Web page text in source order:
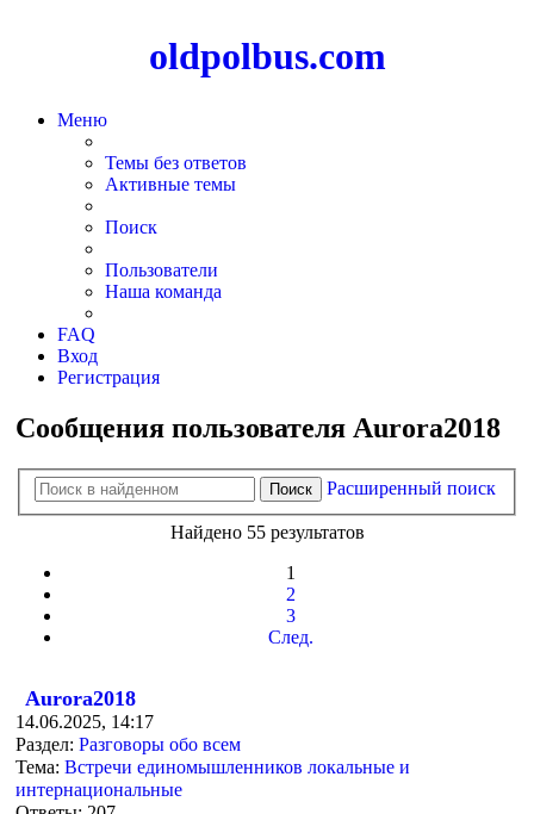
oldpolbus.com
Меню
Темы без ответов
Активные темы
Поиск
Пользователи
Наша команда
FAQ
Вход
Регистрация
Сообщения пользователя Aurora2018
Поиск Расширенный поиск
Найдено 55 результатов
1
2
3
След.
Aurora2018
14.06.2025, 14:17
Раздел: Разговоры обо всем
Тема: Встречи единомышленников локальные и
интернациональные